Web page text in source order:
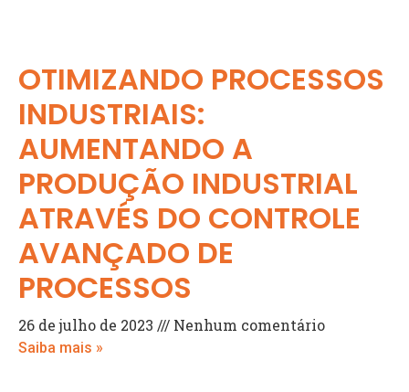
OTIMIZANDO PROCESSOS
INDUSTRIAIS:
AUMENTANDO A
PRODUÇÃO INDUSTRIAL
ATRAVÉS DO CONTROLE
AVANÇADO DE
PROCESSOS
26 de julho de 2023 Nenhum comentário
Saiba mais »